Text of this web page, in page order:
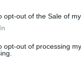
opt-out of the Sale of
opt-out of processing